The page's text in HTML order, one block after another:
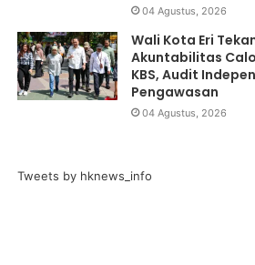
04 Agustus, 2026
Wali Kota Eri
Akuntabilitas
KBS, Audit
Pengawasan
04 Agustus, 2026
Tweets by hknews_info